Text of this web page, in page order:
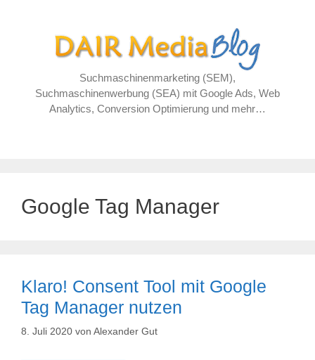
Suchmaschinenmarketing (SEM),
Suchmaschinenwerbung (SEA) mit Google Ads, Web
Analytics, Conversion Optimierung und mehr…
Google Tag Manager
Klaro! Consent Tool mit Google
Tag Manager nutzen
8. Juli 2020 von Alexander Gut